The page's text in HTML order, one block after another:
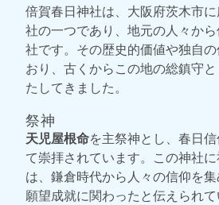
倍賀春日神社は、大阪府茨木市
社の一つであり、地元の人々か
社です。その歴史的価値や独自
おり、古くからこの地の総鎮守
たしてきました。
祭神
天児屋根命を主祭神とし、春日
て崇拝されています。この神社
は、鎌倉時代から人々の信仰を
願望成就に関わったと伝えられて